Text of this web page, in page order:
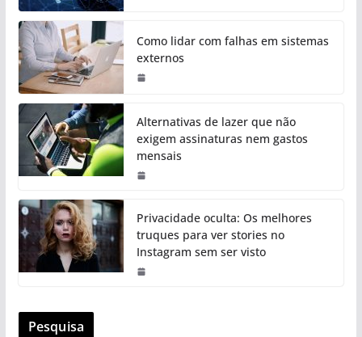
Como lidar com falhas em sistemas
externos
Alternativas de lazer que não
exigem assinaturas nem gastos
mensais
Privacidade oculta: Os melhores
truques para ver stories no
Instagram sem ser visto
Pesquisa